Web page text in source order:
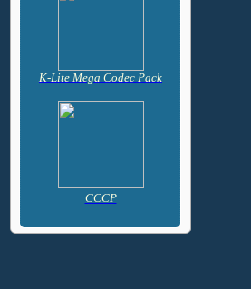
K-Lite Mega Codec Pack
CCCP